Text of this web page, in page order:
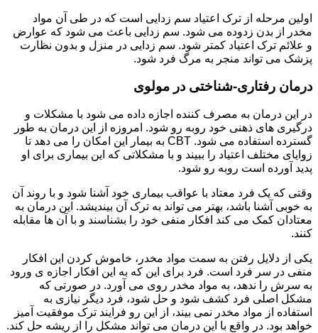
اولین مرحله از ترک اعتیاد سم زدایی است که در طی آن مواد
مخدر از بدن زدوده می شود. سم زدایی باعث می شود که عوارض
و علائم ترک اعتیاد کمتر شود. سم زدایی در منزل و بدون نظارت
پزشک می تواند منجر به مرگ فرد شود.
درمان رفتاری-شناختی در مولوی
در این درمان به مصرف کننده اجازه داده می شود با مشکلات و
درگیری های ذهنی خود روبه رو شود. امروزه از این درمان به طور
گسترده استفاده می شود. CBT به بیمار این امکان را می دهد تا
زوایای مختلف اعتیاد را ببیند و با مشکلاتی که این بیماری برای او
پدید آورده است روبه رو شود.
وقتی که یک فرد معتاد با عواقب بیماری خود آشنا شود و با روند آن
به خوبی آشنا باشد، بهتر می تواند به ترک آن بیندیشد. این درمان به
معتادان کمک می کند افکار منفی خود را بشناسند و با آن ها مقابله
کنند.
یکی از دلایل رفتن به سمت مواد مخدر، خاموش کردن این افکار
منفی در سر فرد است. فرد برای این که به این افکار اجازه ی ورود
به سرش را ندهد، به مواد مخدر روی می آورد. در صورتی که
مشکل اصلی فرد کشف شود و حل شود، فرد دیگر نیازی به
استفاده از مواد مخدر نمی بیند، از این رو فرایند ترک موفقیت آمیز
خواهد بود. در واقع با این درمان می تواند مشکل را از ریشه حل کند.